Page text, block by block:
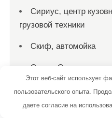
Сириус, центр
грузовой техники
Скиф, автомойка
Смарт-Сервис,
Солнечная, баня
Спутник, сауна
Этот веб-сайт использует
пользовательского опыта.
даете согласие на